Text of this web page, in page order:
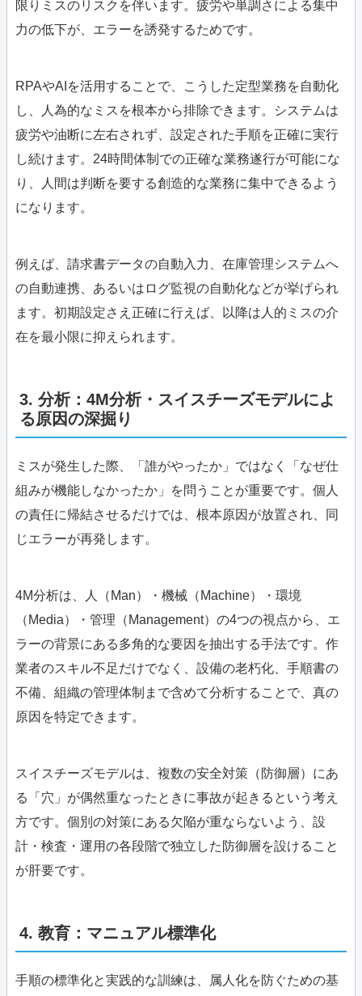
限りミスのリスクを伴います。疲労や単調さによる集中
力の低下が、エラーを誘発するためです。
RPAやAIを活用することで、こうした定型業務を自動化
し、人為的なミスを根本から排除できます。システムは
疲労や油断に左右されず、設定された手順を正確に実行
し続けます。24時間体制での正確な業務遂行が可能にな
り、人間は判断を要する創造的な業務に集中できるよう
になります。
例えば、請求書データの自動入力、在庫管理システムへ
の自動連携、あるいはログ監視の自動化などが挙げられ
ます。初期設定さえ正確に行えば、以降は人的ミスの介
在を最小限に抑えられます。
3. 分析：4M分析・スイスチーズモデルによ
る原因の深掘り
ミスが発生した際、「誰がやったか」ではなく「なぜ仕
組みが機能しなかったか」を問うことが重要です。個人
の責任に帰結させるだけでは、根本原因が放置され、同
じエラーが再発します。
4M分析は、人（Man）・機械（Machine）・環境
（Media）・管理（Management）の4つの視点から、エ
ラーの背景にある多角的な要因を抽出する手法です。作
業者のスキル不足だけでなく、設備の老朽化、手順書の
不備、組織の管理体制まで含めて分析することで、真の
原因を特定できます。
スイスチーズモデルは、複数の安全対策（防御層）にあ
る「穴」が偶然重なったときに事故が起きるという考え
方です。個別の対策にある欠陥が重ならないよう、設
計・検査・運用の各段階で独立した防御層を設けること
が肝要です。
4. 教育：マニュアル標準化
手順の標準化と実践的な訓練は、属人化を防ぐための基